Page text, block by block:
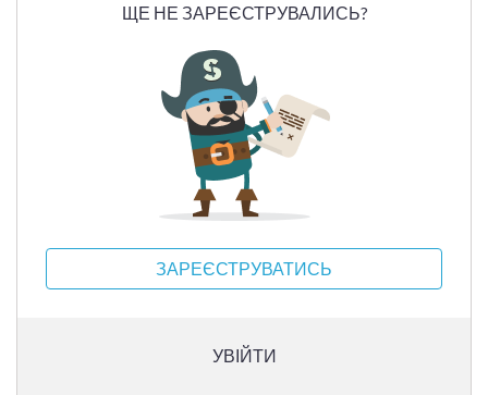
ЩЕ НЕ ЗАРЕЄСТРУВАЛИСЬ?
ЗАРЕЄСТРУВАТИСЬ
УВІЙТИ